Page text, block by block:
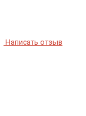
Написать отзыв